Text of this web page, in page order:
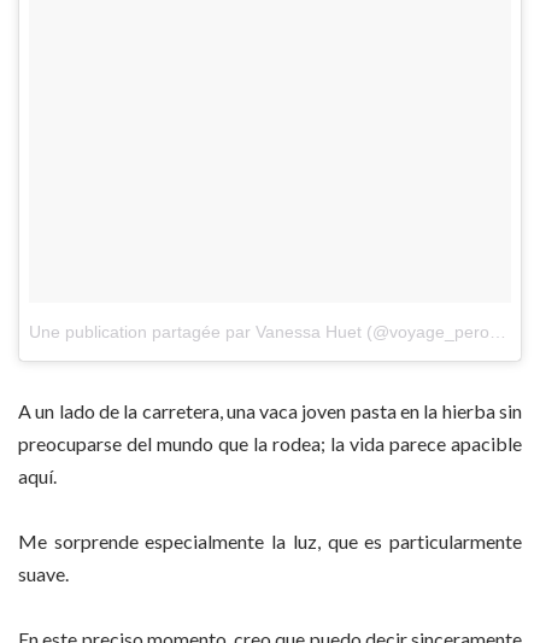
A un lado de la carretera, una vaca joven pasta en la hierba sin
preocuparse del mundo que la rodea; la vida parece apacible
aquí.
Me sorprende especialmente la luz, que es particularmente
suave.